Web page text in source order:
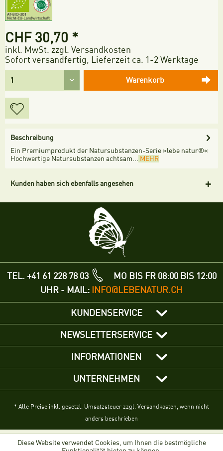
CHF 30,70 *
inkl. MwSt. zzgl. Versandkosten
Sofort versandfertig, Lieferzeit ca. 1-2 Werktage
Warenkorb
Beschreibung
Ein Premiumprodukt der Natursubstanzen-Serie »lebe natur®«
Hochwertige Natursubstanzen achtsam... MEHR
Kunden haben sich ebenfalls angesehen
TEL. +41 61 228 78 03
MO BIS FR 08:00 BIS 12:00
UHR - MAIL: INFO@LEBENATUR.CH
KUNDENSERVICE
NEWSLETTERSERVICE
INFORMATIONEN
UNTERNEHMEN
* Alle Preise inkl. gesetzl. Umsatzsteuer zzgl. Versandkosten, wenn nicht
anders beschrieben
Diese Website verwendet Cookies, um Ihnen die bestmögliche